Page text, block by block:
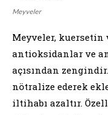
Meyveler
Meyveler,
antioksidanlar ve
açısından
nötralize ederek
iltihabı azaltır.